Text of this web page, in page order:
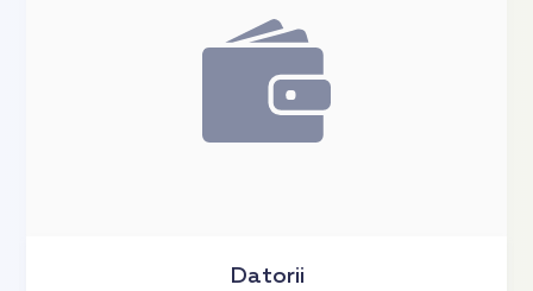
Datorii